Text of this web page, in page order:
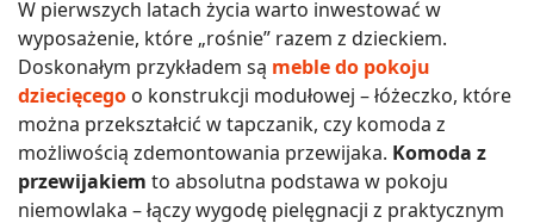
W pierwszych latach życia warto inwestować w
wyposażenie, które „rośnie” razem z dzieckiem.
Doskonałym przykładem są meble do pokoju
dziecięcego o konstrukcji modułowej – łóżeczko, które
można przekształcić w tapczanik, czy komoda z
możliwością zdemontowania przewijaka. Komoda z
przewijakiem to absolutna podstawa w pokoju
niemowlaka – łączy wygodę pielęgnacji z praktycznym